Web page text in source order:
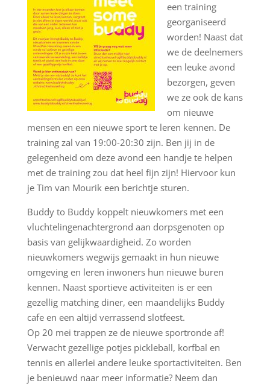
een training
georganiseerd
worden! Naast dat
we de deelnemers
een leuke avond
bezorgen, geven
we ze ook de kans
om nieuwe
mensen en een nieuwe sport te leren kennen. De
training zal van 19:00-20:30 zijn. Ben jij in de
gelegenheid om deze avond een handje te helpen
met de training zou dat heel fijn zijn! Hiervoor kun
je Tim van Mourik een berichtje sturen.
Buddy to Buddy koppelt nieuwkomers met een
vluchtelingenachtergrond aan dorpsgenoten op
basis van gelijkwaardigheid. Zo worden
nieuwkomers wegwijs gemaakt in hun nieuwe
omgeving en leren inwoners hun nieuwe buren
kennen. Naast sportieve activiteiten is er een
gezellig matching diner, een maandelijks Buddy
cafe en een altijd verrassend slotfeest.
Op 20 mei trappen ze de nieuwe sportronde af!
Verwacht gezellige potjes pickleball, korfbal en
tennis en allerlei andere leuke sportactiviteiten. Ben
je benieuwd naar meer informatie? Neem dan